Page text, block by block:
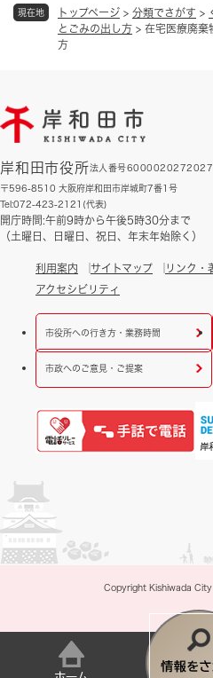
情
現在地 トップページ > 分類でさがす >
とごみの出し方 > 在宅医療廃棄
方
岸和田市役所法人番号6000020272027
〒596-8510 大阪府岸和田市岸城町7番1号
Tel:072-423-2121(代表)
開庁時間:午前9時から午後5時30分まで
（土曜日、日曜日、祝日、年末年始除く）
利用案内 サイトマップ リンク・
アクセシビリティ
市役所への行き方・業務時間
市政へのご意見・ご提案
Copyright Kishiwada City